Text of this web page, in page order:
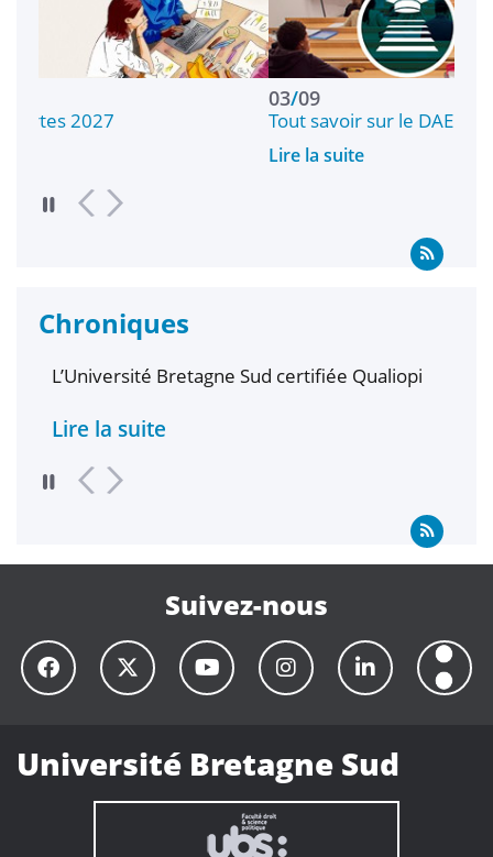
Tout savoir sur le DAEU
Chroniques
L’Université Bretagne Sud certifiée Qualiopi
Lire la suite
Suivez-nous
Université Bretagne Sud